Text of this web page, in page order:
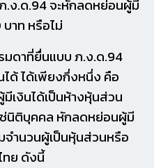
.ง.ด.94 จะหักลดหย่อนผู้มี
าท หรือไม่
มดาที่ยื่นแบบ ภ.ง.ด.94
ด้ ได้เพียงกึ่งหนึ่ง คือ
เงินได้เป็นห้างหุ้นส่วน
นิติบุคคล หักลดหย่อนผู้มี
จำนวนผู้เป็นหุ้นส่วนหรือ
ทย ดังนี้